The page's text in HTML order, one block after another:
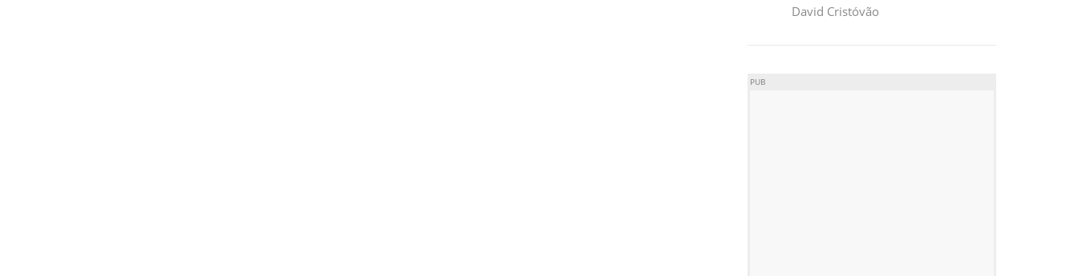
David Cristóvão
PUB